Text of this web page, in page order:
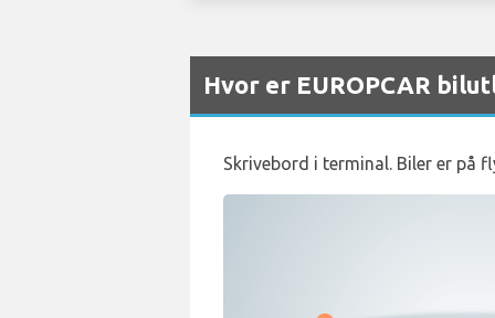
Hvor er EUROPCAR
Skrivebord i terminal. Biler er på